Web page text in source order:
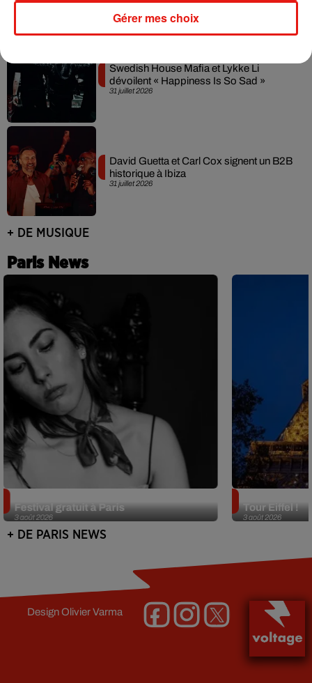
31 juillet 2026
Swedish House Mafia et Lykke Li
dévoilent « Happiness Is So Sad »
31 juillet 2026
David Guetta et Carl Cox signent un B2B
historique à Ibiza
+ DE MUSIQUE
Paris News
3 août 2026
Festival gratuit à Paris
3 août 2026
Tour Eiffel !
+ DE PARIS NEWS
DesignOlivier Varma
Gérer mes choix